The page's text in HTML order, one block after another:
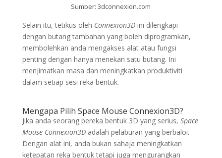
Sumber: 3dconnexion.com
Selain itu, tetikus oleh Connexion3Dini dilengkapi
dengan butang tambahan yang boleh diprogramkan,
membolehkan anda mengakses alat atau fungsi
penting dengan hanya menekan satu butang. Ini
menjimatkan masa dan meningkatkan produktiviti
dalam setiap sesi reka bentuk.
Mengapa Pilih Space Mouse Connexion3D?
Jika anda seorang pereka bentuk 3D yang serius, Space
Mouse Connexion3Dadalah pelaburan yang berbaloi.
Dengan alat ini, anda bukan sahaja meningkatkan
ketepatan reka bentuk tetapi juga mengurangkan